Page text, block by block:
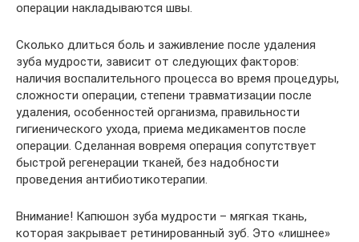
операции накладываются швы.
Сколько длиться боль и заживление после удаления
зуба мудрости, зависит от следующих факторов:
наличия воспалительного процесса во время процедуры,
сложности операции, степени травматизации после
удаления, особенностей организма, правильности
гигиенического ухода, приема медикаментов после
операции. Сделанная вовремя операция сопутствует
быстрой регенерации тканей, без надобности
проведения антибиотикотерапии.
Внимание! Капюшон зуба мудрости – мягкая ткань,
которая закрывает ретинированный зуб. Это «лишнее»